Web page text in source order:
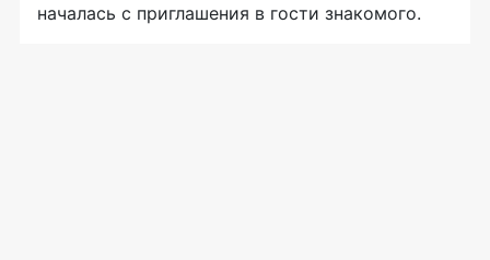
началась с приглашения в гости знакомого.